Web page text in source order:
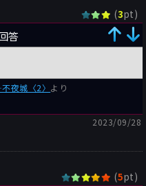
楊の権力を殺ぎ、自身が新宿
成り代わって楊を抹殺するこ
事の滝沢は駒の1つであり、
ことが判明する。
画策でぶつけ合わせて破滅
』のような物語は画策する
たが、馳氏はこれを駒となる
人物の恐ろしさを上手く表
の勝利だろう。
も死んでいく運命にあり、
(3pt)
答
夜城〈2〉 より
2023/09/28
(5pt)